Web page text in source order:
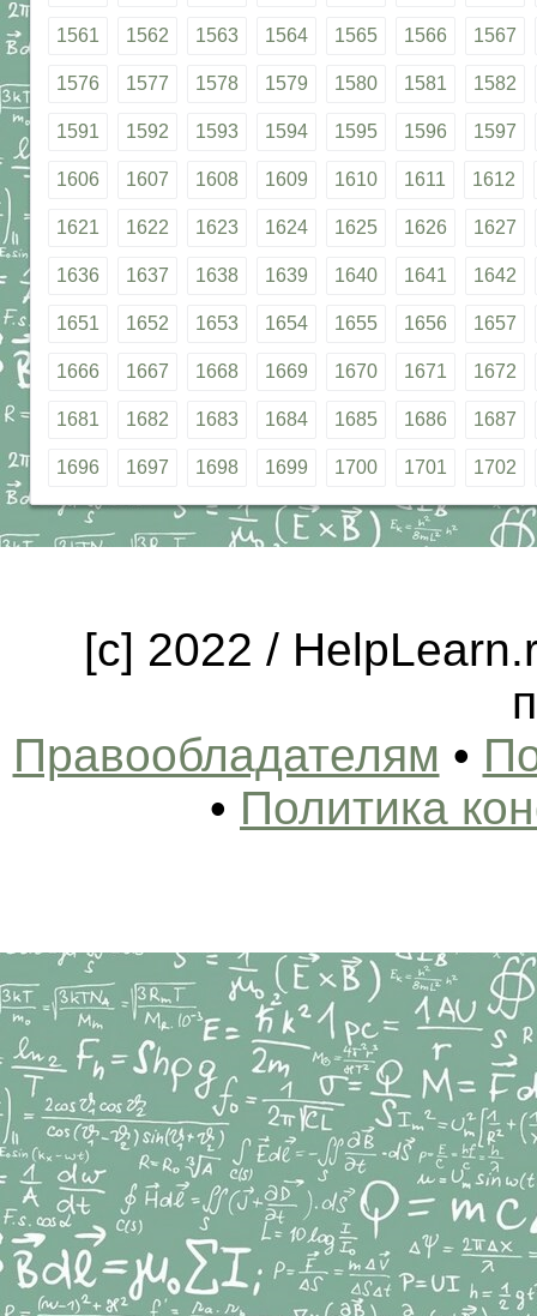
1561 1562 1563 1564 1565 1566 1567
1576 1577 1578 1579 1580 1581 1582
1591 1592 1593 1594 1595 1596 1597
1606 1607 1608 1609 1610 1611 1612
1621 1622 1623 1624 1625 1626 1627
1636 1637 1638 1639 1640 1641 1642
1651 1652 1653 1654 1655 1656 1657
1666 1667 1668 1669 1670 1671 1672
1681 1682 1683 1684 1685 1686 1687
1696 1697 1698 1699 1700 1701 1702
[c] 2022 /
Правообладателям •
• Политика